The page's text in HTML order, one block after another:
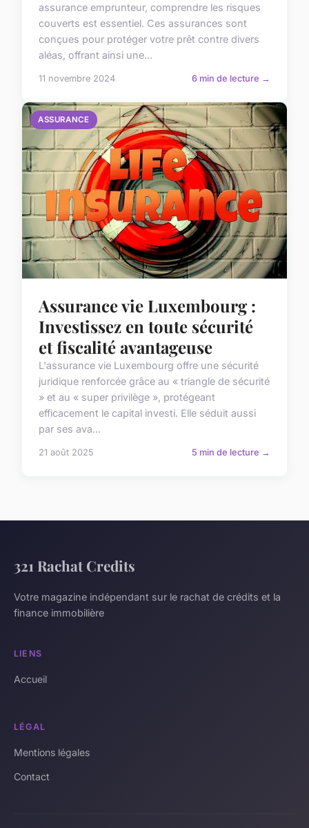
assurance emprunteur, comprendre les risques
couverts est essentiel. Ces assurances sont
conçues pour protéger votre prêt contre divers
aléas, offrant ainsi une...
11 novembre 2024 6 min de lecture →
ASSURANCE
Assurance vie Luxembourg :
Investissez en toute sécurité
et fiscalité avantageuse
L'assurance vie Luxembourg offre une sécurité
juridique renforcée grâce au « triangle de sécurité
» et au « super privilège », protégeant
efficacement le capital investi. Elle séduit aussi
par ses ava...
21 août 2025 5 min de lecture →
321 Rachat Credits
Votre magazine indépendant sur le rachat de crédits et la
finance immobilière
LIENS
Accueil
LÉGAL
Mentions légales
Contact